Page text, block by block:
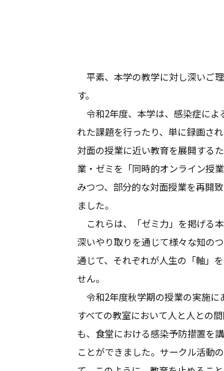
ハラスメント防止
その他の取り組み
多摩大ブランド
平素、本学の教学に対し深いご
す。
令和2年度、本学は、感染症に
れた課題を行ったり、単に録画さ
対面の授業に近い教育を展開する
業・ゼミを「同時的オンライン授
みつつ、部分的な対面授業を再開
ました。
これらは、「ゼミ力」を掲げる
深いやり取りを通じて様々な知の
通じて、それぞれが人生の「軸」
せん。
令和2年度秋学期の授業の実施に
すべての教室において人と人との
も、食堂における感染予防措置を
ことができました。サークル活動